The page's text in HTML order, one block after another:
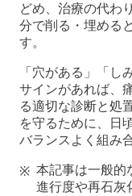
どめ、治療の代わ
分で削る・埋める
す。
「穴がある」「し
サインがあれば、
る適切な診断と処
を守るために、日
バランスよく組み
本記事は一般的
進行度や再石灰